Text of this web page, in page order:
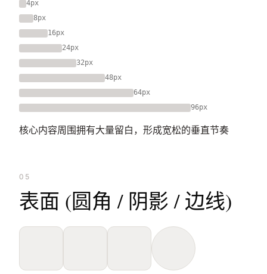
4px
8px
16px
24px
32px
48px
64px
96px
核心内容周围拥有大量留白，形成宽松的垂直节奏
05
表面 (圆角 / 阴影 / 边线)